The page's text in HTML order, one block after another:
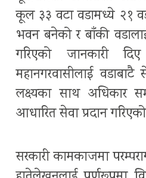
कूल ३३ वटा वडामध्ये २१
भवन बनेको र बाँकी
गरिएको जानकारी
महानगरवासीलाई वडाबाटै
लक्ष्यका साथ अधिकार
आधारित सेवा प्रदान
सरकारी कामकाजमा